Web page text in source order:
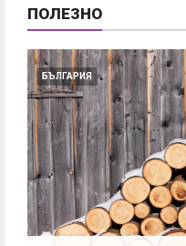
ПОЛЕЗНО
БЪЛГАРИЯ